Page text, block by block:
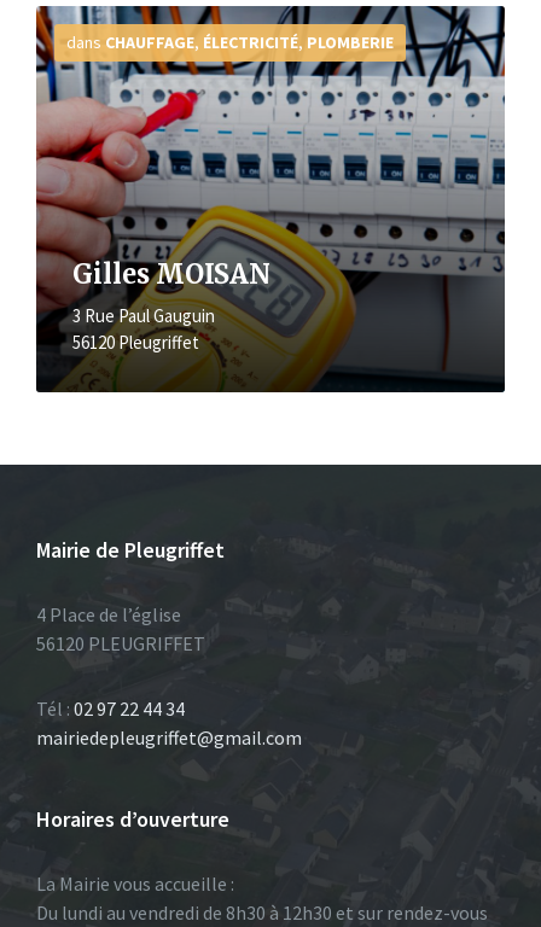
Gilles MOISAN
3 Rue Paul Gauguin
56120 Pleugriffet
dans CHAUFFAGE, ÉLECTRICITÉ, PLOMBERIE
Plus
d'infos
Mairie de Pleugriffet
4 Place de l’église
56120 PLEUGRIFFET
Tél : 02 97 22 44 34
mairiedepleugriffet@gmail.com
Horaires d’ouverture
La Mairie vous accueille :
Du lundi au vendredi de 8h30 à 12h30 et sur rendez-vous